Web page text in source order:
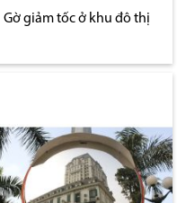
Gờ giảm tốc ở khu đô thị